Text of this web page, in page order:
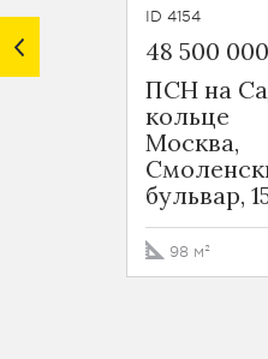
ID 4154
48 500
ПСН на
кольце
Москва,
бульвар,
98 м²